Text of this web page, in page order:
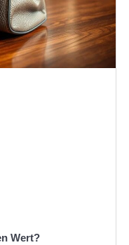
Wert?